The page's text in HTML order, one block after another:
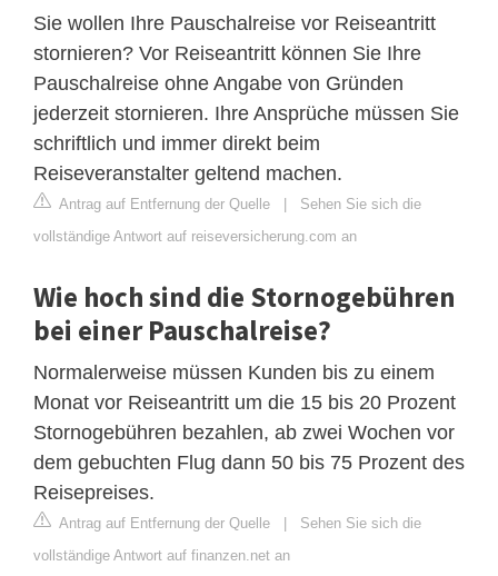
Sie wollen Ihre Pauschalreise vor Reiseantritt
stornieren? Vor Reiseantritt können Sie Ihre
Pauschalreise ohne Angabe von Gründen
jederzeit stornieren. Ihre Ansprüche müssen Sie
schriftlich und immer direkt beim
Reiseveranstalter geltend machen.
Antrag auf Entfernung der Quelle | Sehen Sie sich die
vollständige Antwort auf reiseversicherung.com an
Wie hoch sind die Stornogebühren
bei einer Pauschalreise?
Normalerweise müssen Kunden bis zu einem
Monat vor Reiseantritt um die 15 bis 20 Prozent
Stornogebühren bezahlen, ab zwei Wochen vor
dem gebuchten Flug dann 50 bis 75 Prozent des
Reisepreises.
Antrag auf Entfernung der Quelle | Sehen Sie sich die
vollständige Antwort auf finanzen.net an